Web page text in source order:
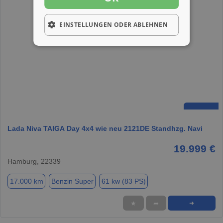
Lada Niva TAIGA Day 4x4 wie neu 2121DE Standhzg. Navi
19.999 €
Hamburg, 22339
17.000 km Benzin Super 61 kw (83 PS)
★ ➦ ➜
EINSTELLUNGEN ODER ABLEHNEN